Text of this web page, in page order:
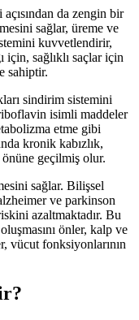
da zengin bir
sağlar, üreme ve
kuvvetlendirir,
için, sağlıklı saçlar için
sahiptir.
sindirim sistemini
isimli maddeler
etme gibi
kronik kabızlık,
önüne geçilmiş olur.
sağlar. Bilişsel
ve parkinson
azaltmaktadır. Bu
önler, kalp ve
vücut fonksiyonlarının